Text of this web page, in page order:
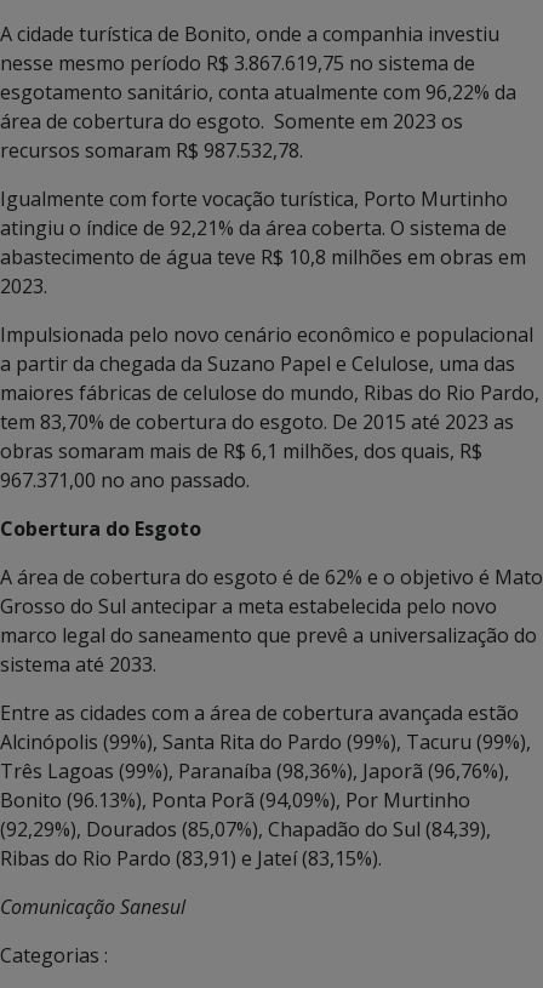
A cidade turística de Bonito, onde a companhia investiu
nesse mesmo período R$ 3.867.619,75 no sistema de
esgotamento sanitário, conta atualmente com 96,22% da
área de cobertura do esgoto. Somente em 2023 os
recursos somaram R$ 987.532,78.
Igualmente com forte vocação turística, Porto Murtinho
atingiu o índice de 92,21% da área coberta. O sistema de
abastecimento de água teve R$ 10,8 milhões em obras em
2023.
Impulsionada pelo novo cenário econômico e populacional
a partir da chegada da Suzano Papel e Celulose, uma das
maiores fábricas de celulose do mundo, Ribas do Rio Pardo,
tem 83,70% de cobertura do esgoto. De 2015 até 2023 as
obras somaram mais de R$ 6,1 milhões, dos quais, R$
967.371,00 no ano passado.
Cobertura do Esgoto
A área de cobertura do esgoto é de 62% e o objetivo é Mato
Grosso do Sul antecipar a meta estabelecida pelo novo
marco legal do saneamento que prevê a universalização do
sistema até 2033.
Entre as cidades com a área de cobertura avançada estão
Alcinópolis (99%), Santa Rita do Pardo (99%), Tacuru (99%),
Três Lagoas (99%), Paranaíba (98,36%), Japorã (96,76%),
Bonito (96.13%), Ponta Porã (94,09%), Por Murtinho
(92,29%), Dourados (85,07%), Chapadão do Sul (84,39),
Ribas do Rio Pardo (83,91) e Jateí (83,15%).
Comunicação Sanesul
Categorias :